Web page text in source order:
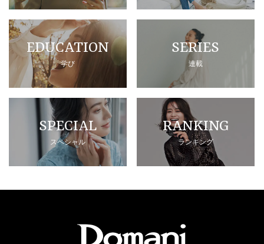
EDUCATION
学び
SERIES
連載
SPECIAL
スペシャル
RANKING
ランキング